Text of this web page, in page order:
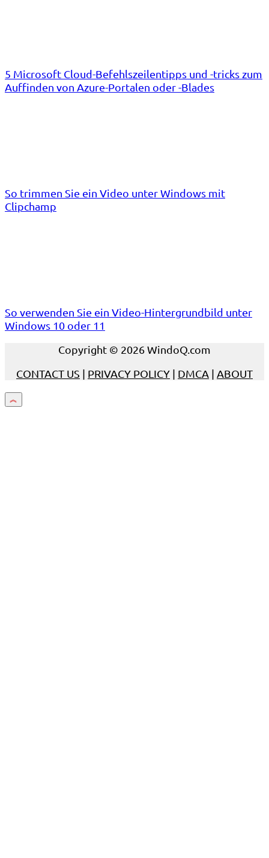
5 Microsoft Cloud-Befehlszeilentipps und -tricks zum
Auffinden von Azure-Portalen oder -Blades
So trimmen Sie ein Video unter Windows mit
Clipchamp
So verwenden Sie ein Video-Hintergrundbild unter
Windows 10 oder 11
Copyright © 2026 WindoQ.com
CONTACT US | PRIVACY POLICY | DMCA | ABOUT